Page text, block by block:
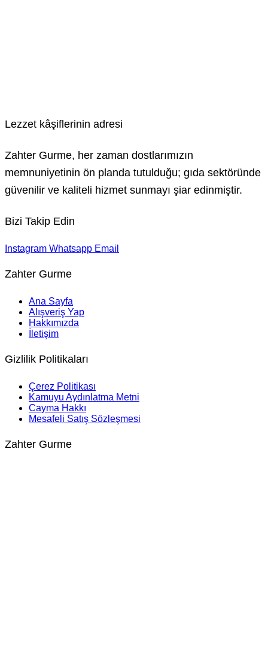
Lezzet kâşiflerinin adresi
Zahter Gurme, her zaman dostlarımızın
memnuniyetinin ön planda tutulduğu; gıda sektöründe
güvenilir ve kaliteli hizmet sunmayı şiar edinmiştir.
Bizi Takip Edin
Instagram Whatsapp Email
Zahter Gurme
Ana Sayfa
Alışveriş Yap
Hakkımızda
İletişim
Gizlilik Politikaları
Çerez Politikası
Kamuyu Aydınlatma Metni
Cayma Hakkı
Mesafeli Satış Sözleşmesi
Zahter Gurme